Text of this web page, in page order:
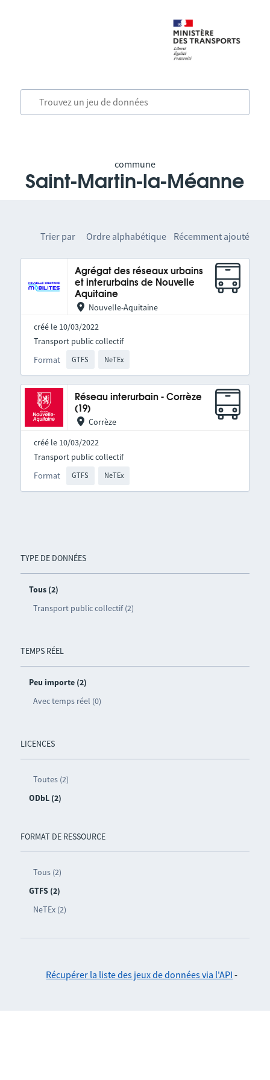
commune
Saint-Martin-la-Méanne
TYPE DE DONNÉES
Tous (2)
Transport public collectif (2)
TEMPS RÉEL
Peu importe (2)
Avec temps réel (0)
LICENCES
Toutes (2)
ODbL (2)
FORMAT DE RESSOURCE
Tous (2)
GTFS (2)
NeTEx (2)
Trier par Ordre alphabétique Récemment ajouté
Agrégat des réseaux urbains
et interurbains de Nouvelle
Aquitaine
Nouvelle-Aquitaine
créé le 10/03/2022
Format GTFS NeTEx
Transport public collectif
Réseau interurbain - Corrèze
(19)
Corrèze
créé le 10/03/2022
Format GTFS NeTEx
Transport public collectif
Récupérer la liste des jeux de données via l'API -